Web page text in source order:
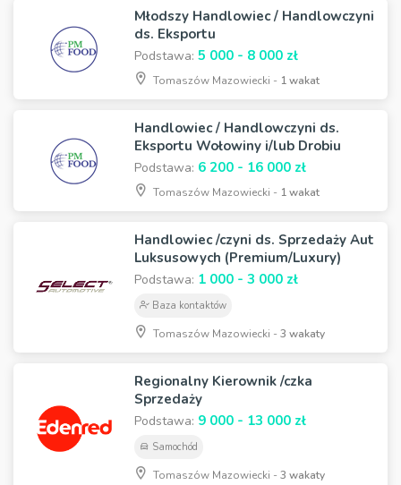
Młodszy Handlowiec / Handlowczyni
ds. Eksportu
Podstawa: 5 000 - 8 000 zł
Tomaszów Mazowiecki - 1 wakat
Handlowiec / Handlowczyni ds.
Eksportu Wołowiny i/lub Drobiu
Podstawa: 6 200 - 16 000 zł
Tomaszów Mazowiecki - 1 wakat
Handlowiec /czyni ds. Sprzedaży Aut
Luksusowych (Premium/Luxury)
Podstawa: 1 000 - 3 000 zł
Baza kontaktów
Tomaszów Mazowiecki -3 wakaty
Regionalny Kierownik /czka
Sprzedaży
Podstawa: 9 000 - 13 000 zł
Samochód
Tomaszów Mazowiecki -3 wakaty